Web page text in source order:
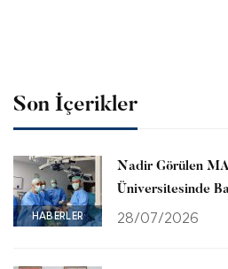
Son İçerikler
HABERLER
Nadir Görülen
Üniversitesinde
28/07/2026